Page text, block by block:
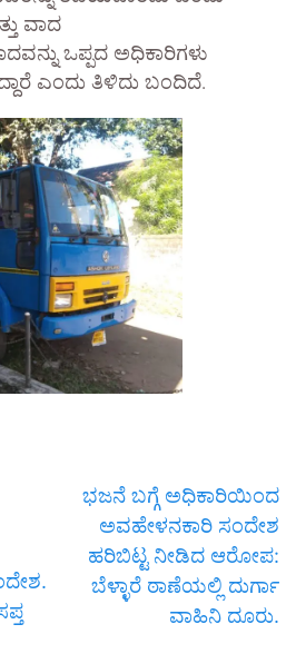
ವಾದ
ಒಪ್ಪದ ಅಧಿಕಾರಿಗಳು
ಎಂದು ತಿಳಿದು ಬಂದಿದೆ.
ಭಜನೆ ಬಗ್ಗೆ ಅಧಿಕಾರಿಯಿಂದ
ಅವಹೇಳನಕಾರಿ ಸಂದೇಶ
ಹರಿಬಿಟ್ಟ ನೀಡಿದ ಆರೋಪ:
ಬೆಳ್ಳಾರೆ ಠಾಣೆಯಲ್ಲಿ ದುರ್ಗಾ
ವಾಹಿನಿ ದೂರು.